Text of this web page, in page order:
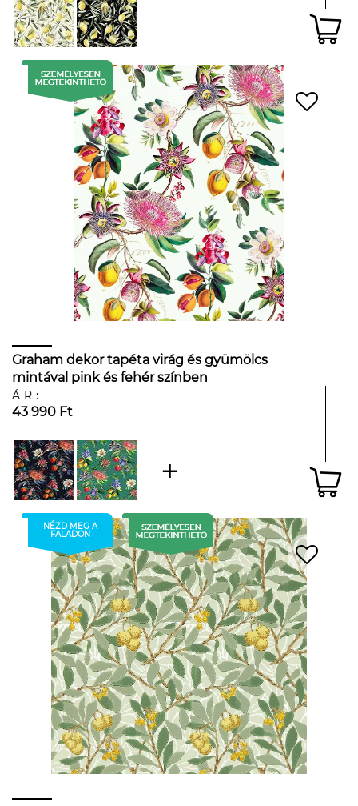
Graham dekor tapéta virág és gyümölcs
mintával pink és fehér színben
ÁR:
43 990 Ft
NÉZD MEG A
FALADON